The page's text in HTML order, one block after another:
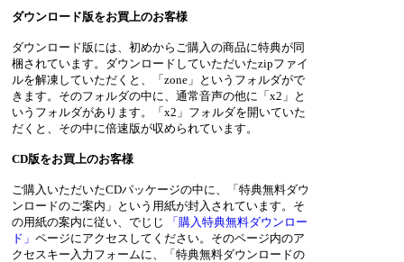
ダウンロード版をお買上のお客様
ダウンロード版には、初めからご購入の商品に特典が同
梱されています。ダウンロードしていただいたzipファイ
ルを解凍していただくと、「zone」というフォルダがで
きます。そのフォルダの中に、通常音声の他に「x2」と
いうフォルダがあります。「x2」フォルダを開いていた
だくと、その中に倍速版が収められています。
CD版をお買上のお客様
ご購入いただいたCDパッケージの中に、「特典無料ダウ
ンロードのご案内」という用紙が封入されています。そ
の用紙の案内に従い、でじじ
「購入特典無料ダウンロー
ド」 ページにアクセスしてください。そのページ内のア
クセスキー入力フォームに、「特典無料ダウンロードの